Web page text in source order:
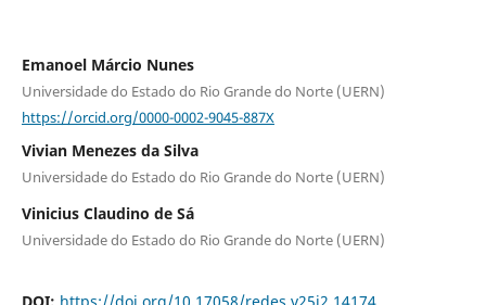
Emanoel Márcio Nunes
Universidade do Estado do Rio Grande do Norte (UERN)
https://orcid.org/0000-0002-9045-887X
Vivian Menezes da Silva
Universidade do Estado do Rio Grande do Norte (UERN)
Vinicius Claudino de Sá
Universidade do Estado do Rio Grande do Norte (UERN)